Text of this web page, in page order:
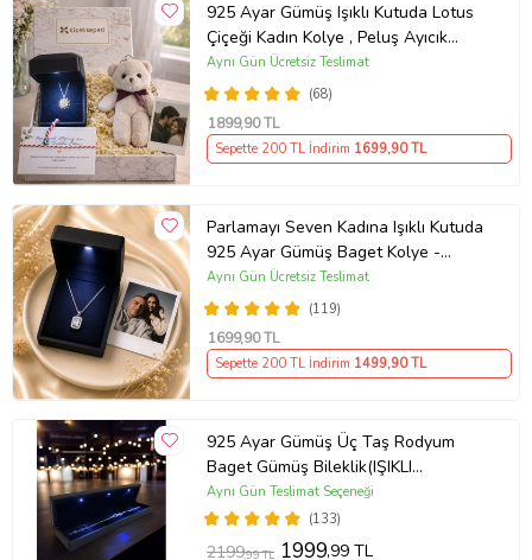
925 Ayar Gümüş Işıklı Kutuda Lotus
Çiçeği Kadın Kolye , Peluş Ayıcık
Anahtarlık Marteniçka Bileklik,
Polaroid Fotoğraf Hediye
(68)
Aynı Gün Ücretsiz Teslimat
1899,90 TL
Sepette 200 TL İndirim 1699,90 TL
Parlamayı Seven Kadına Işıklı Kutuda
925 Ayar Gümüş Baget Kolye -
Kişiye Özel Fotoğraf Hediye
(119)
Aynı Gün Ücretsiz Teslimat
1699,90 TL
Sepette 200 TL İndirim 1499,90 TL
925 Ayar Gümüş Üç Taş Rodyum
Baget Gümüş Bileklik(IŞIKLI
KUTULU)
(133)
Aynı Gün Teslimat Seçeneği
2199,99 TL 1999,99 TL